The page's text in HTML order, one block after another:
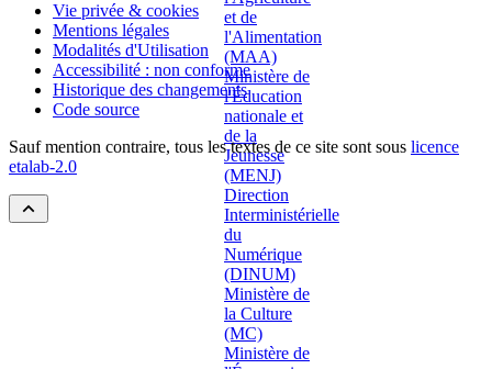
Vie privée & cookies
Mentions légales
Modalités d'Utilisation
Accessibilité : non conforme
Historique des changements
Code source
Sauf mention contraire, tous les textes de ce site sont sous licence
etalab-2.0